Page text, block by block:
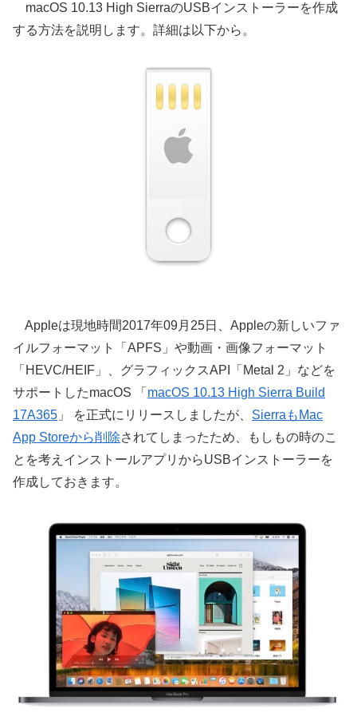
macOS 10.13 High SierraのUSBインストーラーを作成
する方法を説明します。詳細は以下から。
Appleは現地時間2017年09月25日、Appleの新しいファ
イルフォーマット「APFS」や動画・画像フォーマット
「HEVC/HEIF」、グラフィックスAPI「Metal 2」などを
サポートしたmacOS 「 macOS 10.13 High Sierra Build
17A365 」 を正式にリリースしましたが、 SierraもMac
App Storeから削除されてしまったため、もしもの時のこ
とを考えインストールアプリからUSBインストーラーを
作成しておきます。